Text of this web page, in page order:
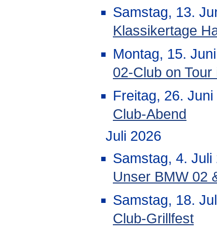
Samstag, 13.
Klassikertage
Montag, 15.
02-Club on
Freitag, 26.
Club-Abend
Juli 2026
Samstag, 4.
Unser BMW 02
Samstag, 18.
Club-Grillfest